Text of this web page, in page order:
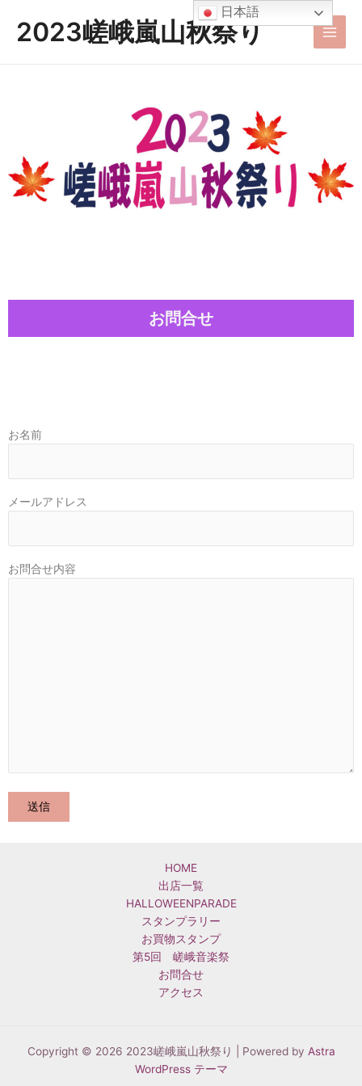
2023嵯峨嵐山秋祭り
Main
お問合せ
お名前
メールアドレス
お問合せ内容
HOME
出店一覧
HALLOWEENPARADE
スタンプラリー
お買物スタンプ
第5回 嵯峨音楽祭
お問合せ
アクセス
Copyright © 2026 2023嵯峨嵐山秋祭り | Powered by Astra
WordPress テーマ
日本語